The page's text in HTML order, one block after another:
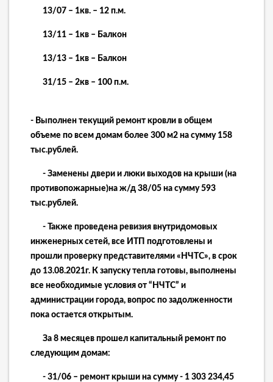
13/07 – 1кв. – 12 п.м.
13/11 – 1кв – Балкон
13/13 – 1кв – Балкон
31/15 – 2кв – 100 п.м.
- Выполнен текущий ремонт кровли в общем
объеме по всем домам более 300 м2 на сумму 158
тыс.рублей.
- Заменены двери и люки выходов на крыши (на
противопожарные)на ж/д 38/05 на сумму 593
тыс.рублей.
- Также проведена ревизия внутридомовых
инженерных сетей, все ИТП подготовлены и
прошли проверку представителями «НЧТС», в срок
до 13.08.2021г. К запуску тепла готовы, выполнены
все необходимые условия от “НЧТС” и
администрации города, вопрос по задолженности
пока остается открытым.
За 8 месяцев прошел капитальный ремонт по
следующим домам:
- 31/06 – ремонт крыши на сумму - 1 303 234,45